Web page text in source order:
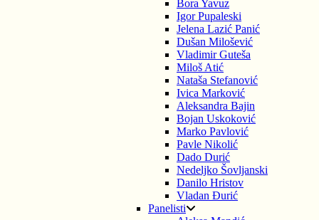
Bora Yavuz
Igor Pupaleski
Jelena Lazić Panić
Dušan Milošević
Vladimir Guteša
Miloš Atić
Nataša Stefanović
Ivica Marković
Aleksandra Bajin
Bojan Uskoković
Marko Pavlović
Pavle Nikolić
Dado Durić
Nedeljko Šovljanski
Danilo Hristov
Vladan Đurić
Panelisti